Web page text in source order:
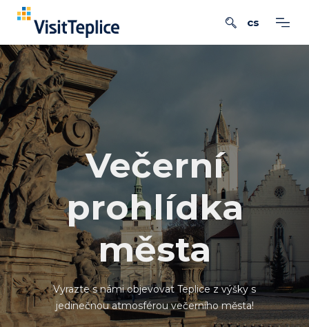
Večerní
prohlídka
města
Vyrazte s námi objevovat Teplice z výšky s
jedinečnou atmosférou večerního města!